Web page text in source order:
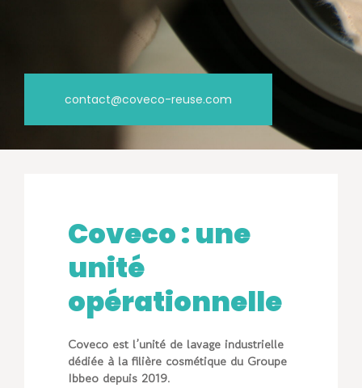
contact@coveco-reuse.com
Coveco : une
unité
opérationnelle
Coveco est l’unité de lavage industrielle
dédiée à la filière cosmétique du Groupe
Ibbeo depuis 2019.